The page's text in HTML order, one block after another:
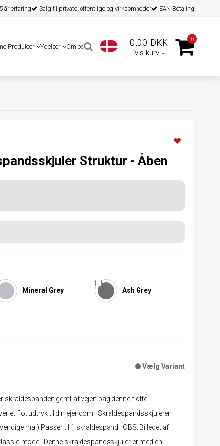
år erfaring Salg til private, offentlige og virksomheder EAN Betaling
Produkter Ydelser Om os 0,00 DKK
Vis kurv
0
Struktur - Åben
Mineral Grey Ash Grey
Vælg Variant
skraldespanden gemt af vejen bag denne flotte
et flot udtryk til din ejendom. Skraldespandsskjuleren
mål) Passer til 1 skraldespand. OBS. Billedet af
model. Denne skraldespandsskjuler er med en